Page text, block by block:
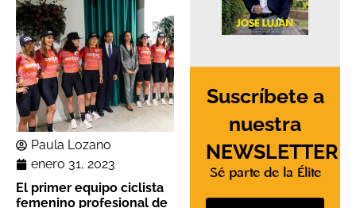
Paula Lozano
enero 31, 2023
El primer equipo ciclista
femenino profesional de
Suscríbete a
nuestra
NEWSLETTER
Sé parte de la Élite